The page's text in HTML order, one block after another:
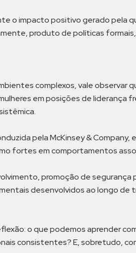
o impacto positivo gerado pela
produto de políticas
complexos, vale
em posições de
pela McKinsey & Company,
fortes em comportamentos
promoção de segurança
desenvolvidos ao longo de
o que podemos aprender
consistentes? E, sobretudo,